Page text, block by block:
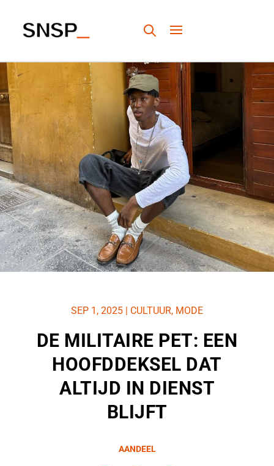
DE MILITAIRE PET: EEN
HOOFDDEKSEL DAT
ALTIJD IN DIENST
BLIJFT
SEP 1, 2025 | CULTUUR, MODE
AANDEEL